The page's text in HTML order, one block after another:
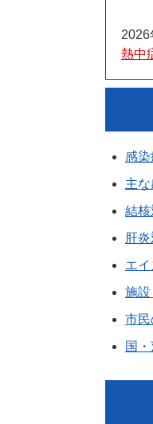
2026
熱中
感染
主
結
肝
エ
施
市
国